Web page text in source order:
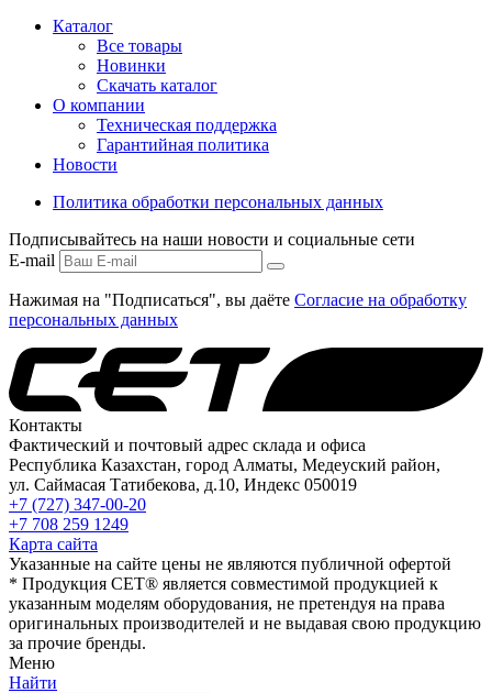
Каталог
Все товары
Новинки
Скачать каталог
О компании
Техническая поддержка
Гарантийная политика
Новости
Политика обработки персональных данных
Подписывайтесь на наши новости и социальные сети
E-mail
Нажимая на "Подписаться", вы даёте Согласие на обработку
персональных данных
Контакты
Фактический и почтовый адрес склада и офиса
Республика Казахстан, город Алматы, Медеуский район,
ул. Саймасая Татибекова, д.10, Индекс 050019
+7 (727) 347-00-20
+7 708 259 1249
Карта сайта
Указанные на сайте цены не являются публичной офертой
* Продукция СЕТ® является совместимой продукцией к
указанным моделям оборудования, не претендуя на права
оригинальных производителей и не выдавая свою продукцию
за прочие бренды.
Меню
Найти